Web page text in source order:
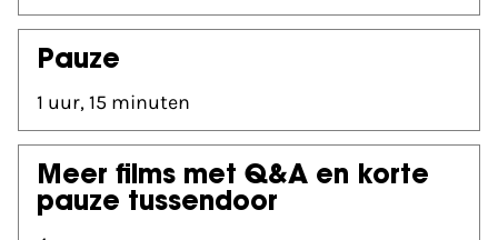
Pauze
1 uur, 15 minuten
Meer films met Q&A en korte
pauze tussendoor